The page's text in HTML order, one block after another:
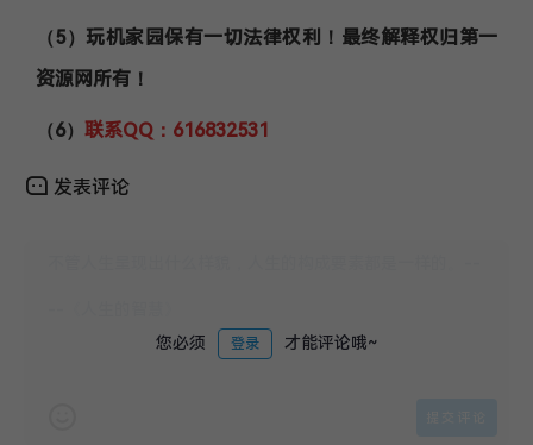
（5）玩机家园保有一切法律权利！最终解释权归第一
资源网所有！
（6） 联系QQ：616832531
发表评论
您必须 登录 才能评论哦~